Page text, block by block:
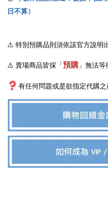
日不算）
⚠️ 特別預購品則須依該官方說明
⚠️ 賣場商品皆採 「預購 」 無法等
有任何問題或是欲指定代購